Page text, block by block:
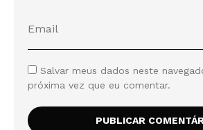
Salvar meus dados neste
próxima vez que eu comentar.